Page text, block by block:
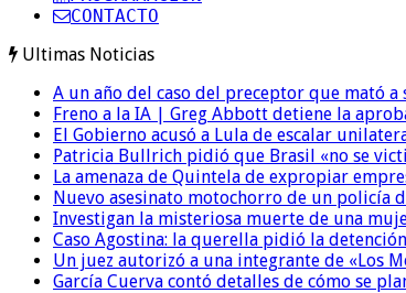
CONTACTO
Ultimas Noticias
A un año del caso del preceptor que mató
Freno a la IA | Greg Abbott detiene la
El Gobierno acusó a Lula de escalar
Patricia Bullrich pidió que Brasil «no se
La amenaza de Quintela de expropiar
Nuevo asesinato motochorro de un policía
Investigan la misteriosa muerte de una
Caso Agostina: la querella pidió la
Un juez autorizó a una integrante de «Los
García Cuerva contó detalles de cómo se